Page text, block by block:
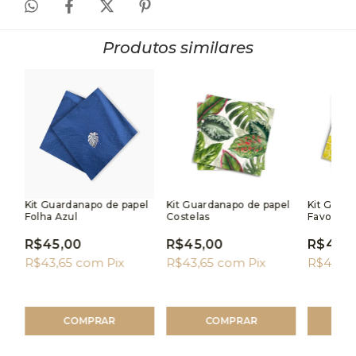
Produtos similares
Kit Guardanapo de papel
Folha Azul
R$45,00
R$43,65 com Pix
Kit Guardanapo de papel
Costelas
R$45,00
R$43,65 com Pix
Kit
Favo